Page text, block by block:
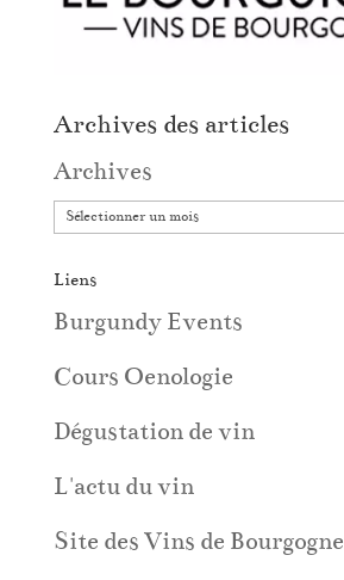
Archives des articles
Archives
Liens
Burgundy Events
Cours Oenologie
Dégustation de vin
L'actu du vin
Site des Vins de Bourgogne